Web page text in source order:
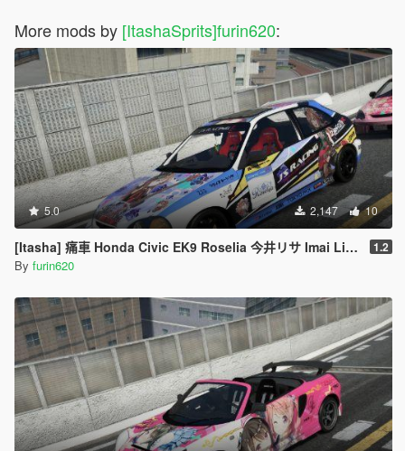
More mods by [ItashaSprits]furin620:
5.0 2,147 10
[Itasha] 痛車 Honda Civic EK9 Roselia 今井リサ Imai Lisa BanG Dream 1.2
By furin620